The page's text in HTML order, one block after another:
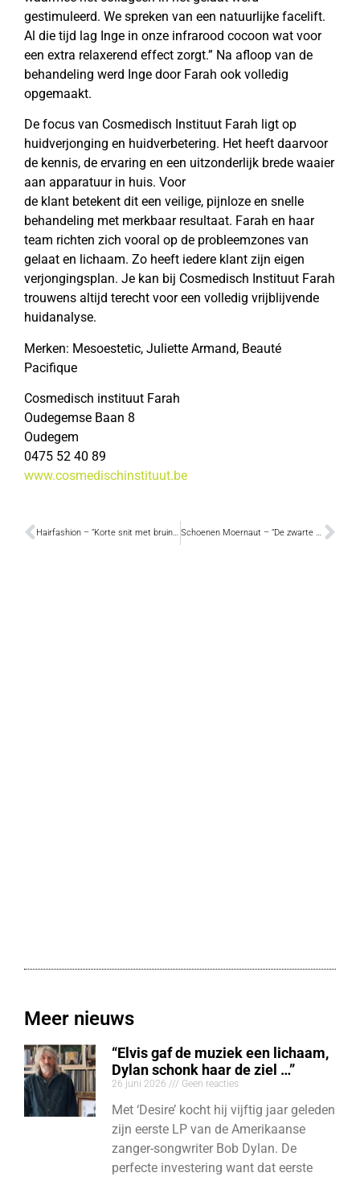
gestimuleerd. We spreken van een natuurlijke facelift.
Al die tijd lag Inge in onze infrarood cocoon wat voor
een extra relaxerend effect zorgt.” Na afloop van de
behandeling werd Inge door Farah ook volledig
opgemaakt.
De focus van Cosmedisch Instituut Farah ligt op
huidverjonging en huidverbetering. Het heeft daarvoor
de kennis, de ervaring en een uitzonderlijk brede waaier
aan apparatuur in huis. Voor
de klant betekent dit een veilige, pijnloze en snelle
behandeling met merkbaar resultaat. Farah en haar
team richten zich vooral op de probleemzones van
gelaat en lichaam. Zo heeft iedere klant zijn eigen
verjongingsplan. Je kan bij Cosmedisch Instituut Farah
trouwens altijd terecht voor een volledig vrijblijvende
huidanalyse.
Merken: Mesoestetic, Juliette Armand, Beauté
Pacifique
Cosmedisch instituut Farah
Oudegemse Baan 8
Oudegem
0475 52 40 89
www.cosmedischinstituut.be
Hairfashion – “Korte snit met bruine, koperachtige tinten” Schoenen Moernaut – “De zwarte botjes verlengen Inge’s silhouette”
Meer nieuws
“Elvis gaf de muziek een lichaam,
Dylan schonk haar de ziel …”
26 juni 2026 Geen reacties
Met ‘Desire’ kocht hij vijftig jaar geleden
zijn eerste LP van de Amerikaanse
zanger-songwriter Bob Dylan. De
perfecte investering want dat eerste